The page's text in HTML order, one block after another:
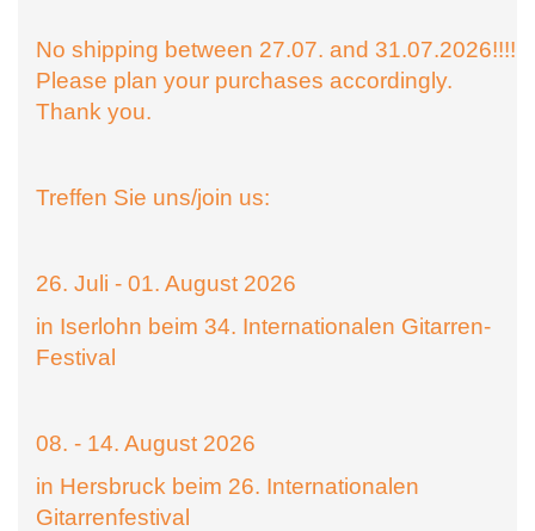
No shipping between 27.07. and 31.07.2026!!!!
Please plan your purchases accordingly.
Thank you.
Treffen Sie uns/join us:
26. Juli - 01. August 2026
in Iserlohn beim 34. Internationalen Gitarren-
Festival
08. - 14. August 2026
in Hersbruck beim 26. Internationalen
Gitarrenfestival